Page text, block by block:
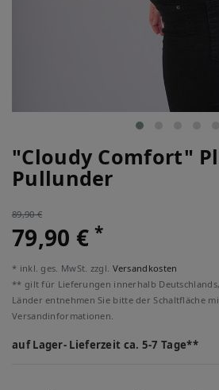
"Cloudy Comfort"
Pullunder
89,90 €
79,90 €*
* inkl. ges. MwSt. zzgl. Versandkosten
** gilt für Lieferungen innerhalb
Länder entnehmen Sie bitte der Schaltfläche
Versandinformationen.
auf Lager- Lieferzeit ca. 5-7 Tage**